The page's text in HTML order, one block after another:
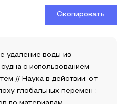
Скопировать
удаление воды из
с использованием
// Наука в действии: от
глобальных перемен :